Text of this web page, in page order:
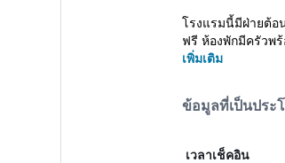
โรงแรมนี้มีฝ่ายต้อ
ฟรี ห้องพักมีครัวพ
เพิ่มเติม
ข้อมูลที่เป็นประ
เวลาเช็คอิน